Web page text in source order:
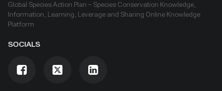
Global Species Action Plan – Species Conservation Knowledge,
Information, Learning, Leverage and Sharing Online Knowledge
Platform
SOCIALS